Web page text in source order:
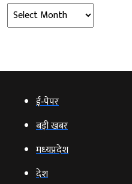
Archives
ई‑पेपर
बड़ी खबर
मध्‍यप्रदेश
देश